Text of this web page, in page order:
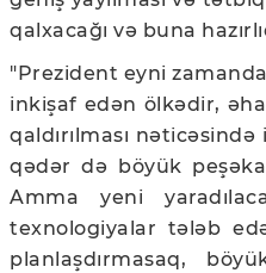
qalxacağı və buna
"Prezident eyni
inkişaf edən ölkədir,
qaldırılması
qədər də böyük
Amma yeni
texnologiyalar tələb
planlaşdırmasaq,